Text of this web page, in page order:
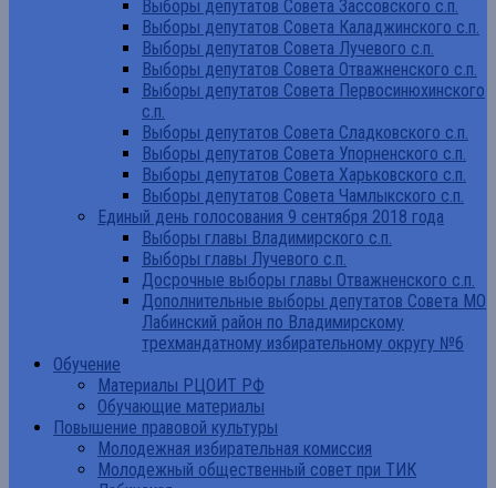
Выборы депутатов Совета Зассовского с.п.
Выборы депутатов Совета Каладжинского с.п.
Выборы депутатов Совета Лучевого с.п.
Выборы депутатов Совета Отважненского с.п.
Выборы депутатов Совета Первосинюхинского
с.п.
Выборы депутатов Совета Сладковского с.п.
Выборы депутатов Совета Упорненского с.п.
Выборы депутатов Совета Харьковского с.п.
Выборы депутатов Совета Чамлыкского с.п.
Единый день голосования 9 сентября 2018 года
Выборы главы Владимирского с.п.
Выборы главы Лучевого с.п.
Досрочные выборы главы Отважненского с.п.
Дополнительные выборы депутатов Совета МО
Лабинский район по Владимирскому
трехмандатному избирательному округу №6
Обучение
Материалы РЦОИТ РФ
Обучающие материалы
Повышение правовой культуры
Молодежная избирательная комиссия
Молодежный общественный совет при ТИК